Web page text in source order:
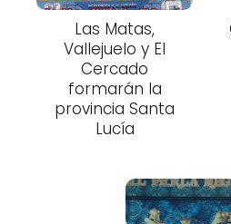
Las Matas,
Vallejuelo y El
Cercado
formarán la
provincia Santa
Lucía